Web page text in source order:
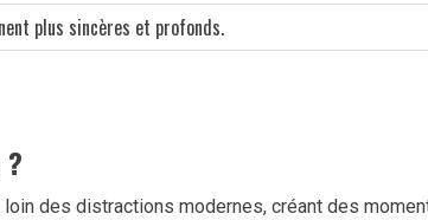
plus sincères et profonds.
des distractions modernes, créant des